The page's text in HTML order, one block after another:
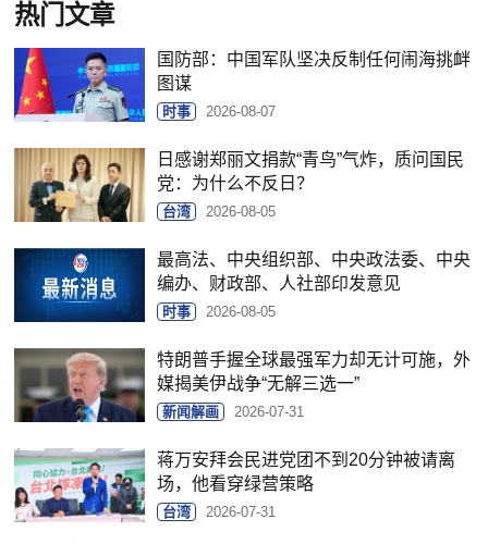
热门文章
国防部：中国军队坚决反制任何闹海挑衅
图谋
时事 2026-08-07
日感谢郑丽文捐款“青鸟”气炸，质问国民
党：为什么不反日？
台湾 2026-08-05
最高法、中央组织部、中央政法委、中央
编办、财政部、人社部印发意见
时事 2026-08-05
特朗普手握全球最强军力却无计可施，外
媒揭美伊战争“无解三选一”
新闻解画 2026-07-31
蒋万安拜会民进党团不到20分钟被请离
场，他看穿绿营策略
台湾 2026-07-31